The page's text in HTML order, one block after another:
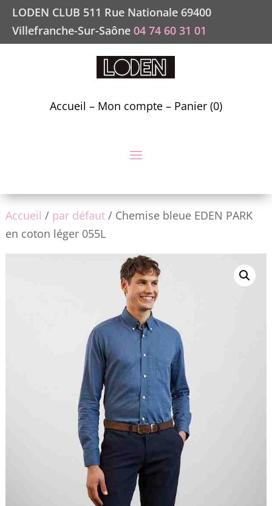
LODEN CLUB 511 Rue Nationale 69400
Villefranche-Sur-Saône 04 74 60 31 01
Accueil – Mon compte– Panier (0)
Accueil / par défaut/ Chemise bleue EDEN PARK
en coton léger 055L